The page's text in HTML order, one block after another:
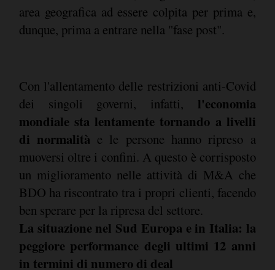
area geografica ad essere colpita per prima e,
dunque, prima a entrare nella "fase post".
Con l'allentamento delle restrizioni anti-Covid
dei singoli governi, infatti, l'economia
mondiale sta lentamente tornando a livelli
di normalità e le persone hanno ripreso a
muoversi oltre i confini. A questo è corrisposto
un miglioramento nelle attività di M&A che
BDO ha riscontrato tra i propri clienti, facendo
ben sperare per la ripresa del settore.
La situazione nel Sud Europa e in Italia: la
peggiore performance degli ultimi 12 anni
in termini di numero di deal